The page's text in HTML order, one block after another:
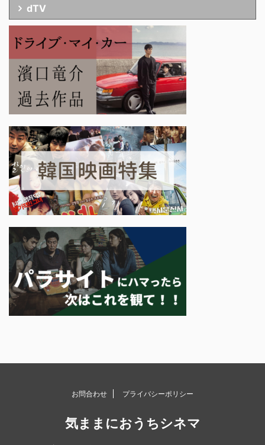
dTV
お問合わせ プライバシーポリシー
気ままにおうちシネマ